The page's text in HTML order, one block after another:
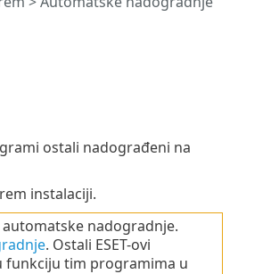
ostali nadograđeni na
instalaciji.
nadogradnje.
. Ostali ESET-ovi
funkciju tim programima u